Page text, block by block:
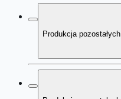
Produkcja